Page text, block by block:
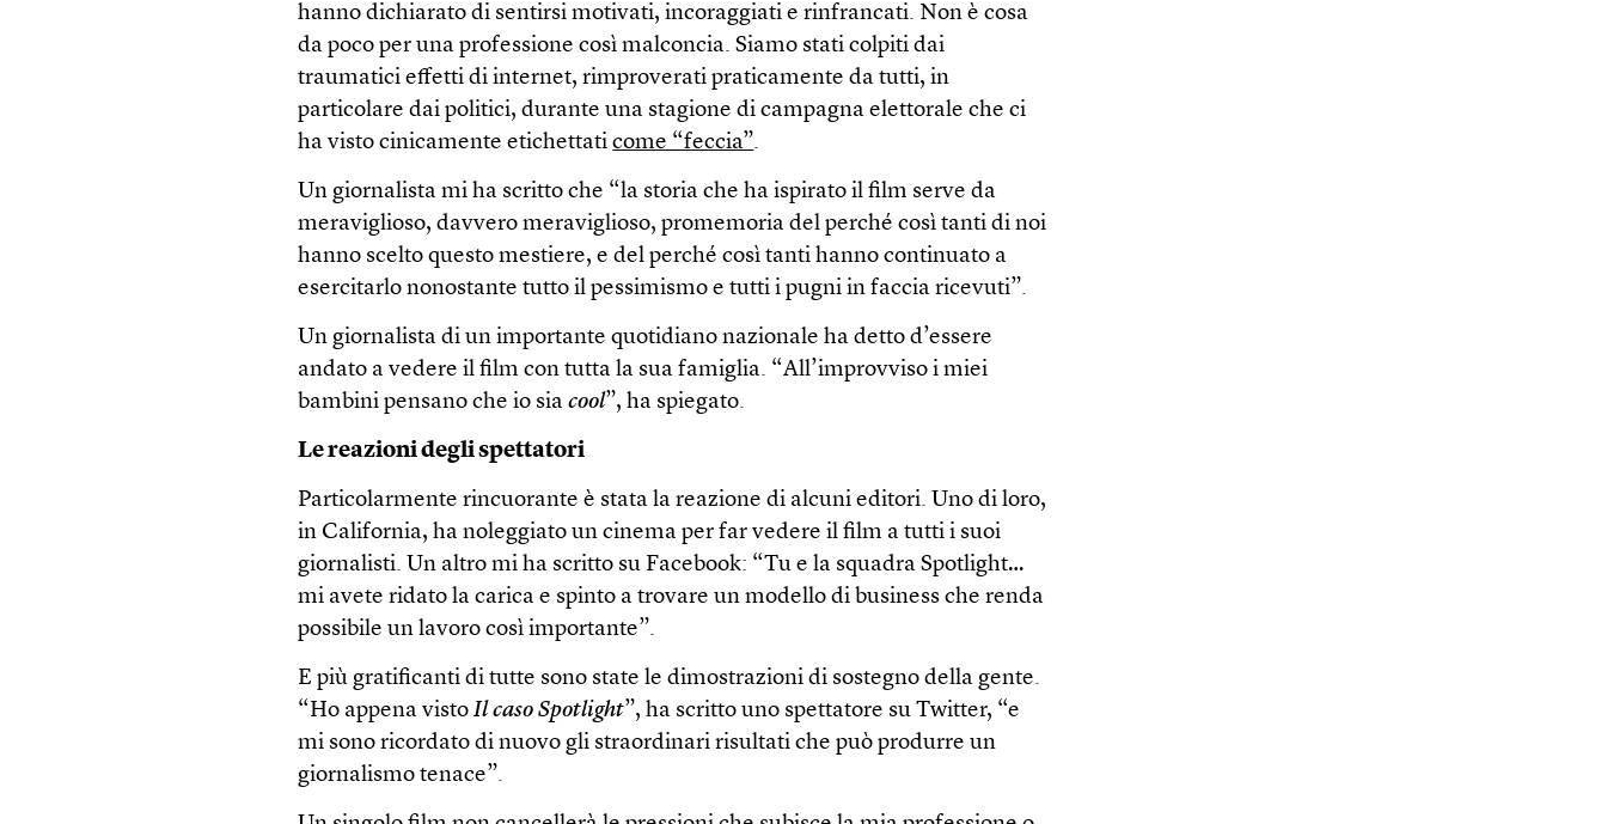
hanno dichiarato di sentirsi motivati, incoraggiati e rinfrancati. Non è cosa
da poco per una professione così malconcia. Siamo stati colpiti dai
traumatici effetti di internet, rimproverati praticamente da tutti, in
particolare dai politici, durante una stagione di campagna elettorale che ci
ha visto cinicamente etichettaticome “feccia”.
Un giornalista mi ha scritto che “la storia che ha ispirato il film serve da
meraviglioso, davvero meraviglioso, promemoria del perché così tanti di noi
hanno scelto questo mestiere, e del perché così tanti hanno continuato a
esercitarlo nonostante tutto il pessimismo e tutti i pugni in faccia ricevuti”.
Un giornalista di un importante quotidiano nazionale ha detto d’essere
andato a vedere il film con tutta la sua famiglia. “All’improvviso i miei
bambini pensano che io siacool”, ha spiegato.
Le reazioni degli spettatori
Particolarmente rincuorante è stata la reazione di alcuni editori. Uno di loro,
in California, ha noleggiato un cinema per far vedere il film a tutti i suoi
giornalisti. Un altro mi ha scritto su Facebook: “Tu e la squadra Spotlight…
mi avete ridato la carica e spinto a trovare un modello di business che renda
possibile un lavoro così importante”.
E più gratificanti di tutte sono state le dimostrazioni di sostegno della gente.
“Ho appena vistoIl caso Spotlight”, ha scritto uno spettatore su Twitter, “e
mi sono ricordato di nuovo gli straordinari risultati che può produrre un
giornalismo tenace”.